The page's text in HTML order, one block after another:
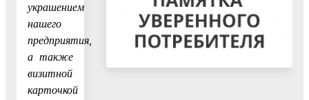
украшением
нашего
предприятия,
а также
визитной
карточкой